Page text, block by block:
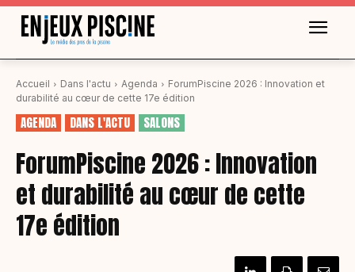
Accueil Dans l'actu Agenda
ForumPiscine 2026 : Innovation et
durabilité au cœur de cette 17e édition
AGENDA DANS L'ACTU SALONS
ForumPiscine 2026 : Innovation
et durabilité au cœur de cette
17e édition